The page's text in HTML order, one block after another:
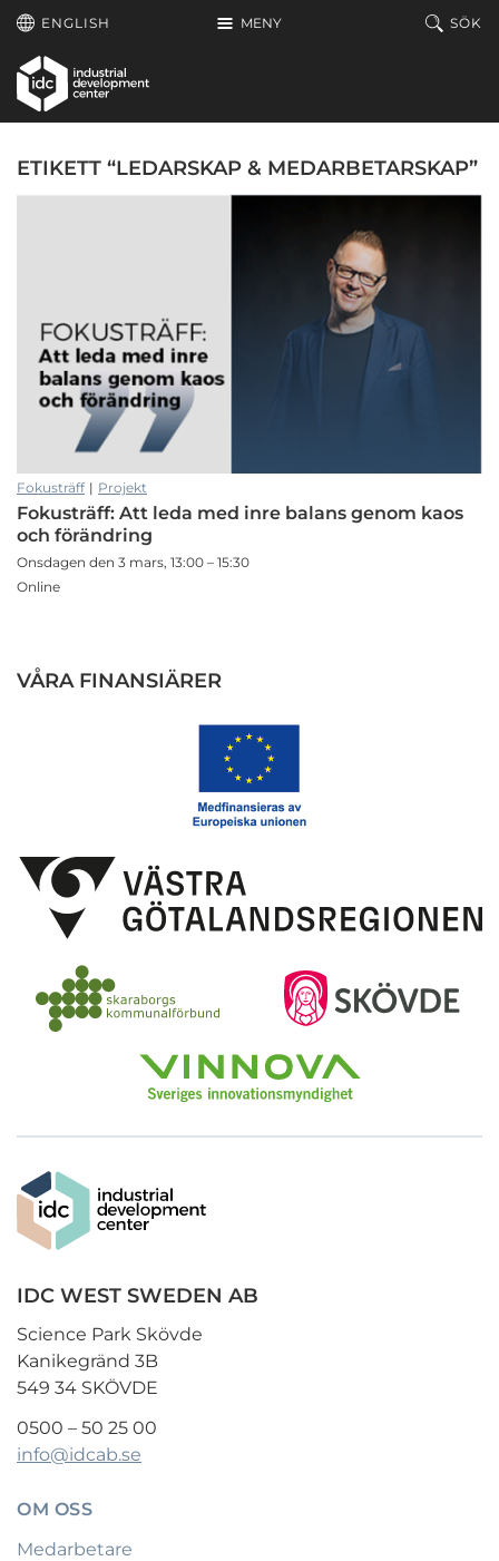
Hoppa till huvudinnehållet
MENY
ENGLISH SÖK
ETIKETT “LEDARSKAP & MEDARBETARSKAP”
Fokusträff| Projekt
Fokusträff: Att leda med inre balans genom kaos
och förändring
Onsdagen den 3 mars, 13:00 – 15:30
Online
VÅRA FINANSIÄRER
IDC WEST SWEDEN AB
Science Park Skövde
Kanikegränd 3B
549 34 SKÖVDE
0500 – 50 25 00
info@idcab.se
OM OSS
Medarbetare